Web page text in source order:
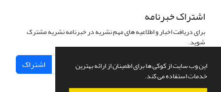
این وب سایت از کوکی ها برای اطمینان از ارائه بهترین
خدمات استفاده می کند.
اشتراک خبرنامه
برای دریافت اخبار و اطلاعیه های مهم نشریه در خبرنامه نشریه مشترک
شوید.
اشتراک